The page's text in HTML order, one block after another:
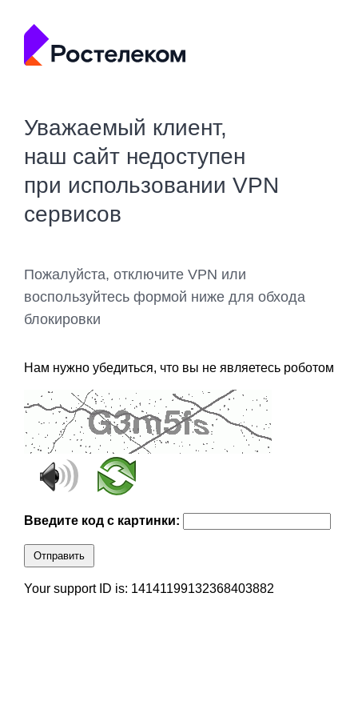
Уважаемый клиент,
наш сайт недоступен
при использовании VPN
сервисов
Пожалуйста, отключите VPN или
воспользуйтесь формой ниже для обхода
блокировки
Нам нужно убедиться, что вы не являетесь роботом
Введите код с картинки:
Отправить
Your support ID is: 14141199132368403882